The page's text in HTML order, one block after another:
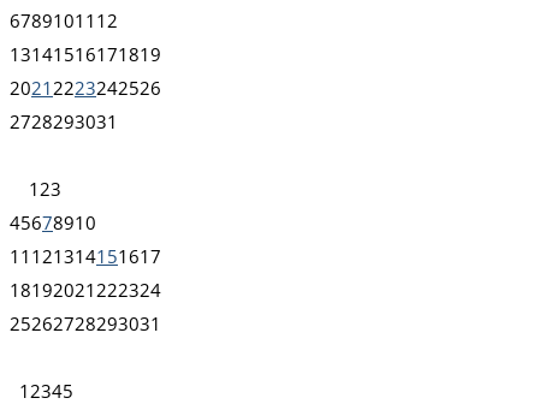
67891011 12
13141516171819
2021 2223242526
2728293031
1 23
45678910
11 121314151617
18192021 222324
25262728293031
1 2345